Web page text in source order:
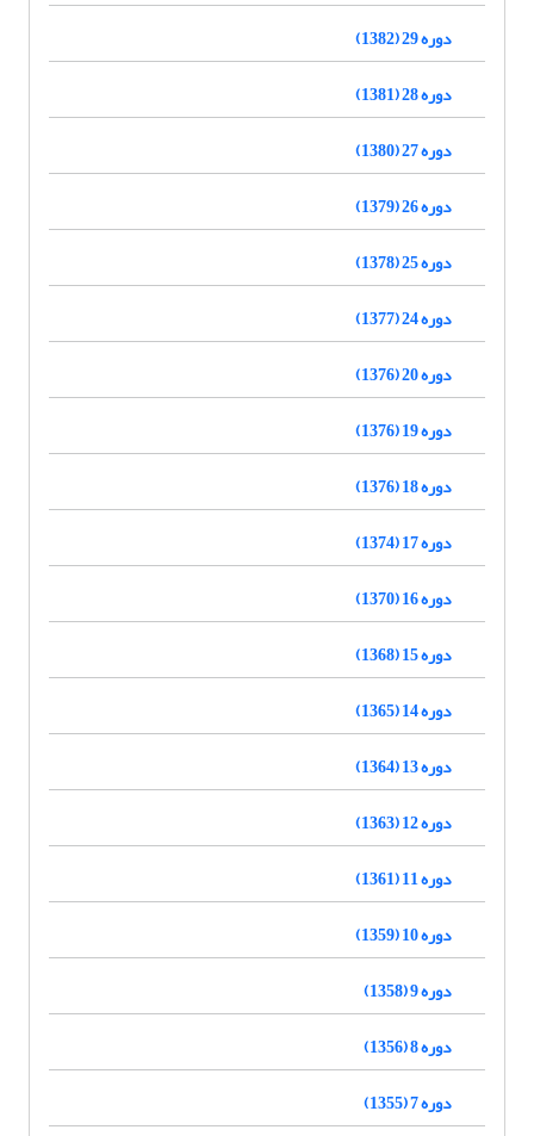
دوره 29 (1382)
دوره 28 (1381)
دوره 27 (1380)
دوره 26 (1379)
دوره 25 (1378)
دوره 24 (1377)
دوره 20 (1376)
دوره 19 (1376)
دوره 18 (1376)
دوره 17 (1374)
دوره 16 (1370)
دوره 15 (1368)
دوره 14 (1365)
دوره 13 (1364)
دوره 12 (1363)
دوره 11 (1361)
دوره 10 (1359)
دوره 9 (1358)
دوره 8 (1356)
دوره 7 (1355)